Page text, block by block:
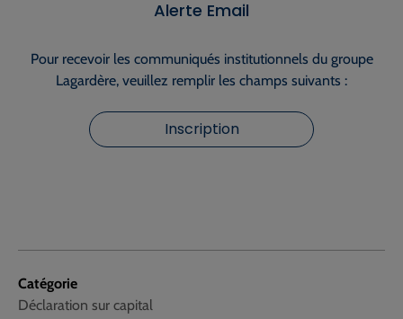
Catégorie
Déclaration sur capital
Alerte Email
Pour recevoir les communiqués institutionnels du groupe
Lagardère, veuillez remplir les champs suivants :
Inscription